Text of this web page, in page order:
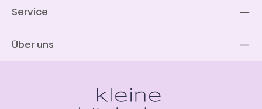
Service
Über uns